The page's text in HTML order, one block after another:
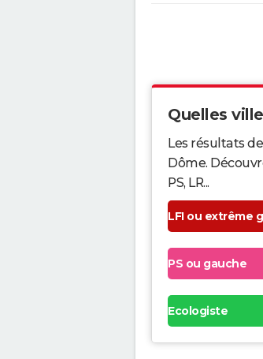
Quelles
Les résultats
Dôme.
PS, LR...
LFI ou extrême
PS ou gauche
Ecologiste